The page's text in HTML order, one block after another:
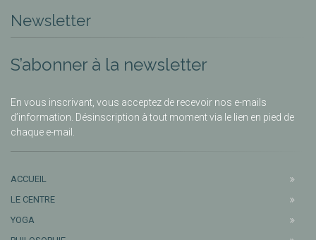
Newsletter
S’abonner à la newsletter
En vous inscrivant, vous acceptez de recevoir nos e-mails
d’information. Désinscription à tout moment via le lien en pied de
chaque e-mail.
ACCUEIL
LE CENTRE
YOGA